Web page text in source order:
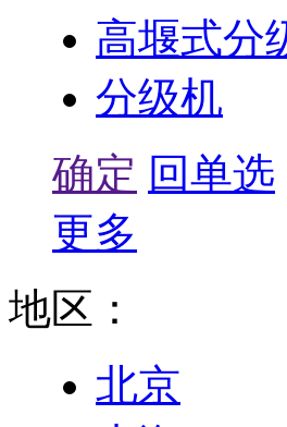
高堰式分
分级机
确定 回单选
更多
地区：
北京